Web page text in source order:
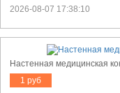
2026-08-07 17:38:10
Настенная медицинская
1 руб